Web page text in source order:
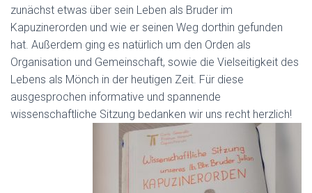
zunächst etwas über sein Leben als Bruder im
Kapuzinerorden und wie er seinen Weg dorthin gefunden
hat. Außerdem ging es natürlich um den Orden als
Organisation und Gemeinschaft, sowie die Vielseitigkeit des
Lebens als Mönch in der heutigen Zeit. Für diese
ausgesprochen informative und spannende
wissenschaftliche Sitzung bedanken wir uns recht herzlich!